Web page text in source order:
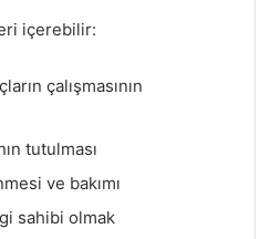
içerebilir:
çalışmasının
tutulması
ve bakımı
sahibi olmak